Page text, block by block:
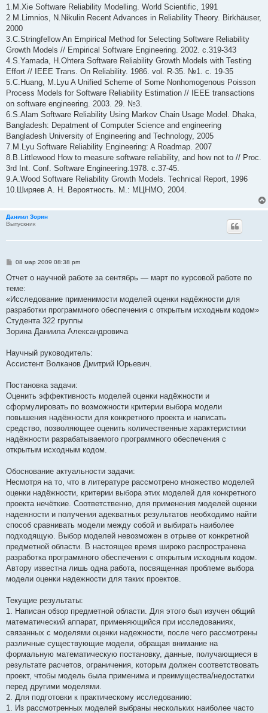
1.M.Xie Software Reliability Modelling. World Scientific, 1991
2.M.Limnios, N.Nikulin Recent Advances in Reliability Theory. Birkhäuser,
2000
3.C.Stringfellow An Empirical Method for Selecting Software Reliability
Growth Models // Empirical Software Engineering. 2002. с.319-343
4.S.Yamada, H.Ohtera Software Reliability Growth Models with Testing
Effort // IEEE Trans. On Reliability. 1986. vol. R-35. №1. с. 19-35
5.C.Huang, M.Lyu A Unified Scheme of Some Nonhomogenous Poisson
Process Models for Software Reliability Estimation // IEEE transactions
on software engineering. 2003. 29. №3.
6.S.Alam Software Reliability Using Markov Chain Usage Model. Dhaka,
Bangladesh: Depatment of Computer Science and engineering
Bangladesh University of Engineering and Technology, 2005
7.M.Lyu Software Reliability Engineering: A Roadmap. 2007
8.B.Littlewood How to measure software reliability, and how not to // Proc.
3rd Int. Conf. Software Engineering.1978. с.37-45.
9.A.Wood Software Reliability Growth Models. Technical Report, 1996
10.Ширяев А. Н. Вероятность. М.: МЦНМО, 2004.
Даниил Зорин
Выпускник
С
о
щ
е
и
е
08 мар 2009 08:38 pm
Отчет о научной работе за сентябрь — март по курсовой работе по
теме:
«Исследование применимости моделей оценки надёжности для
разработки программного обеспечения с открытым исходным кодом»
Студента 322 группы
Зорина Даниила Александровича
Научный руководитель:
Ассистент Волканов Дмитрий Юрьевич.
Постановка задачи:
Оценить эффективность моделей оценки надёжности и
сформулировать по возможности критерии выбора модели
повышения надёжности для конкретного проекта и написать
средство, позволяющее оценить количественные характеристики
надёжности разрабатываемого программного обеспечения с
открытым исходным кодом.
Обоснование актуальности задачи:
Несмотря на то, что в литературе рассмотрено множество моделей
оценки надёжности, критерии выбора этих моделей для конкретного
проекта нечёткие. Соответственно, для применения моделей оценки
надежности и получения адекватных результатов необходимо найти
способ сравнивать модели между собой и выбирать наиболее
подходящую. Выбор моделей невозможен в отрыве от конкретной
предметной области. В настоящее время широко распространена
разработка программного обеспечения с открытым исходным кодом.
Автору известна лишь одна работа, посвященная проблеме выбора
модели оценки надежности для таких проектов.
Текущие результаты:
1. Написан обзор предметной области. Для этого был изучен общий
математический аппарат, применяющийся при исследованиях,
связанных с моделями оценки надежности, после чего рассмотрены
различные существующие модели, обращая внимание на
формальную математическую постановку, данные, получающиеся в
результате расчетов, ограничения, которым должен соответствовать
проект, чтобы модель была применима и преимущества/недостатки
перед другими моделями.
2. Для подготовки к практическому исследованию:
1. Из рассмотренных моделей выбраны нескольких наиболее часто